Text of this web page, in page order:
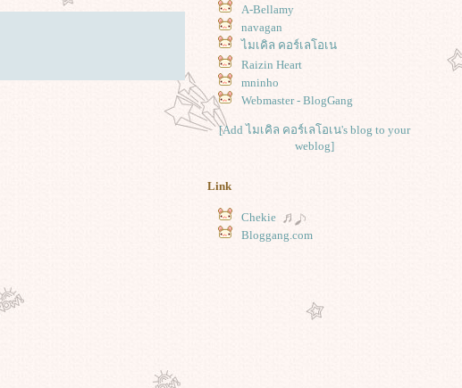
A-Bellamy
navagan
ไมเคิล คอร์เลโอเน
Raizin Heart
mninho
Webmaster - BlogGang
[Add ไมเคิล คอร์เลโอเน's blog to your
weblog]
Link
Chekie
Bloggang.com